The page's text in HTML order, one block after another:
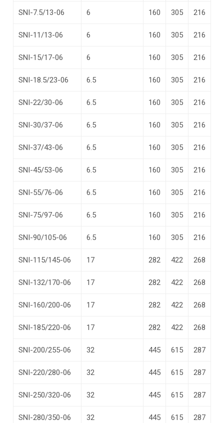
SNI-7.5/13-06 6 160 305 216
SNI-11/13-06 6 160 305 216
SNI-15/17-06 6 160 305 216
SNI-18.5/23-06 6.5 160 305 216
SNI-22/30-06 6.5 160 305 216
SNI-30/37-06 6.5 160 305 216
SNI-37/43-06 6.5 160 305 216
SNI-45/53-06 6.5 160 305 216
SNI-55/76-06 6.5 160 305 216
SNI-75/97-06 6.5 160 305 216
SNI-90/105-06 6.5 160 305 216
SNI-115/145-06 17 282 422 268
SNI-132/170-06 17 282 422 268
SNI-160/200-06 17 282 422 268
SNI-185/220-06 17 282 422 268
SNI-200/255-06 32 445 615 287
SNI-220/280-06 32 445 615 287
SNI-250/320-06 32 445 615 287
SNI-280/350-06 32 445 615 287